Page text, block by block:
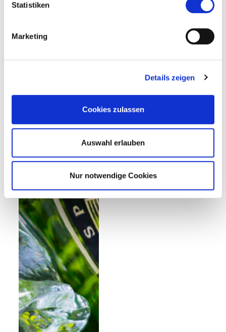
Statistiken
Marketing
Details zeigen
Cookies zulassen
Auswahl erlauben
Nur notwendige Cookies